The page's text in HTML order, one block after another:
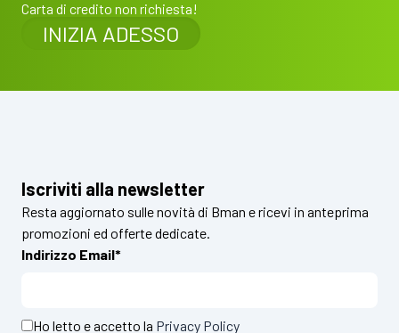
Carta di credito non richiesta!
INIZIA ADESSO
Iscriviti alla newsletter
Resta aggiornato sulle novità di Bman e ricevi in anteprima
promozioni ed offerte dedicate.
Indirizzo Email*
Ho letto e accetto la Privacy Policy